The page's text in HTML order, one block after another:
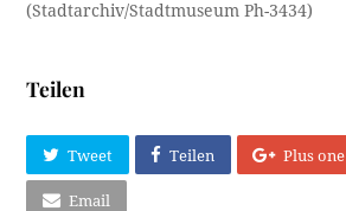
(Stadtarchiv/Stadtmuseum Ph-3434)
Teilen
Tweet Teilen Plus one
Email